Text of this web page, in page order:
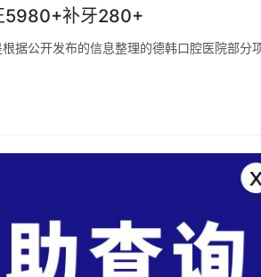
5980+补牙280+
据公开发布的信息整理的德韩口腔医院部分